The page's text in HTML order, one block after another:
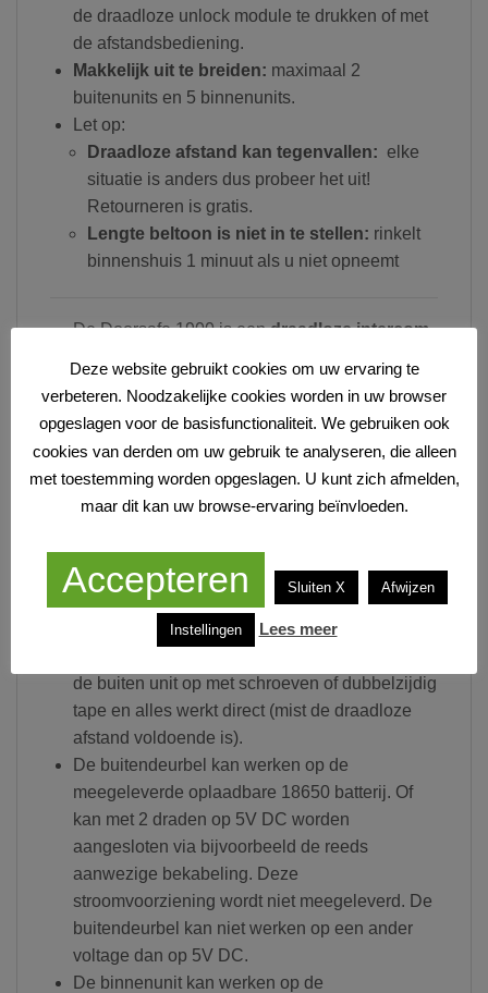
de draadloze unlock module te drukken of met
de afstandsbediening.
Makkelijk uit te breiden: maximaal 2
buitenunits en 5 binnenunits.
Let op:
Draadloze afstand kan tegenvallen: elke
situatie is anders dus probeer het uit!
Retourneren is gratis.
Lengte beltoon is niet in te stellen: rinkelt
binnenshuis 1 minuut als u niet opneemt
De Doorsafe 1900 is eendraadloze intercom
buitendeurbel
. Zodra
iemand aanbelt dan rinkelt de binnenunit.
Daarna kan je praten met wie er voor de deur
staat. En eventueel kan je ook de deur openen.
Dit product is niet verbonden met het internet,
eigen draadloze verbinding
De bel is heel makkelijk te installeren want het
product kan geheel werken op batterijen. Dus
stop de meegeleverde oplaadbare 18650
de buiten unit op met schroeven of dubbelzijdig
tape en alles werkt direct (mist de draadloze
afstand voldoende is).
De buitendeurbel kan werken op de
meegeleverde oplaadbare 18650 batterij. Of
kan met 2 draden op 5V DC worden
aangesloten via bijvoorbeeld de reeds
aanwezige bekabeling. Deze
stroomvoorziening wordt niet meegeleverd. De
buitendeurbel kan niet werken op een ander
voltage dan op 5V DC.
De binnenunit kan werken op de
Deze website gebruikt cookies om uw ervaring te
verbeteren. Noodzakelijke cookies worden in uw browser
opgeslagen voor de basisfunctionaliteit. We gebruiken ook
cookies van derden om uw gebruik te analyseren, die alleen
met toestemming worden opgeslagen. U kunt zich afmelden,
maar dit kan uw browse-ervaring beïnvloeden.
Accepteren Sluiten X Afwijzen
Instellingen Lees meer